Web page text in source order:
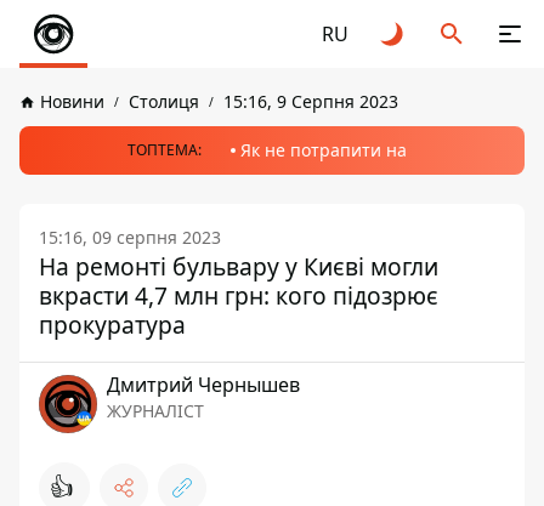
RU
Новини Столиця 15:16, 9 Серпня 2023
ТОПТЕМА: Як не потрапити на
15:16, 09 серпня 2023
На ремонті бульвару у Києві могли
вкрасти 4,7 млн грн: кого підозрює
прокуратура
Дмитрий Чернышев
ЖУРНАЛІСТ
👍